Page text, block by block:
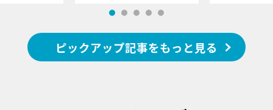
ピックアップ記事をもっと見る